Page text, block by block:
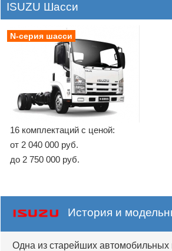
ISUZU Шасси
N-серия шасси
16 комплектаций с ценой:
от 2 040 000 руб.
до 2 750 000 руб.
История и
Одна из старейших автомобильных